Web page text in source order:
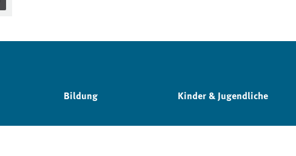
Bildung Kinder & Jugendliche